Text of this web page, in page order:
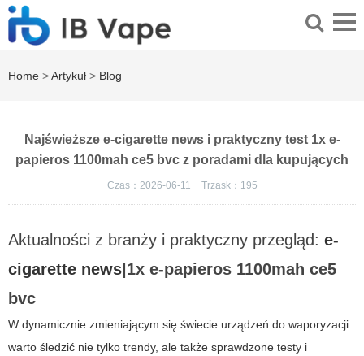
Home >Artykuł > Blog
Najświeższe e-cigarette news i praktyczny test 1x e-
papieros 1100mah ce5 bvc z poradami dla kupujących
Czas：2026-06-11 Trzask： 195
Aktualności z branży i praktyczny przegląd: e-
cigarette news |1x e-papieros 1100mah ce5
bvc
W dynamicznie zmieniającym się świecie urządzeń do waporyzacji
warto śledzić nie tylko trendy, ale także sprawdzone testy i